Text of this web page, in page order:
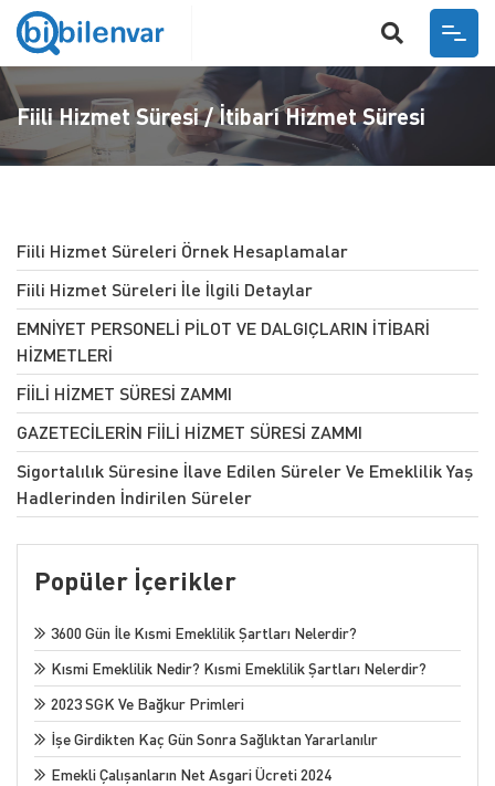
ANASAYFA
HAKKIMIZDA
HIZMETLER
SOSYAL GÜVENLIK - EMEKLILIK
GÜNCEL
İLETIŞIM
VIDEO GALERI
BI SORU SOR
ÖDEME YAP
Fiili Hizmet Süresi / İtibari Hizmet Süresi
Fiili Hizmet Süreleri Örnek Hesaplamalar
Fiili Hizmet Süreleri İle İlgili Detaylar
EMNİYET PERSONELİ PİLOT VE DALGIÇLARIN İTİBARİ
HİZMETLERİ
FİİLİ HİZMET SÜRESİ ZAMMI
GAZETECİLERİN FİİLİ HİZMET SÜRESİ ZAMMI
Sigortalılık Süresine İlave Edilen Süreler Ve Emeklilik Yaş
Hadlerinden İndirilen Süreler
Popüler İçerikler
3600 Gün İle Kısmi Emeklilik Şartları Nelerdir?
Kısmi Emeklilik Nedir? Kısmi Emeklilik Şartları Nelerdir?
2023 SGK Ve Bağkur Primleri
İşe Girdikten Kaç Gün Sonra Sağlıktan Yararlanılır
Emekli Çalışanların Net Asgari Ücreti 2024